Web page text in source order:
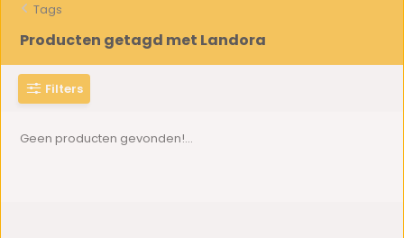
Tags
Producten getagd met Landora
Filters
Geen producten gevonden!...